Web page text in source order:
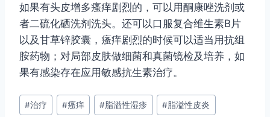
如果有头皮增多瘙痒剧烈的，可以用酮康唑洗剂或
者二硫化硒洗剂洗头。还可以口服复合维生素B片
以及甘草锌胶囊，瘙痒剧烈的时候可以适当用抗组
胺药物；对局部皮肤做细菌和真菌镜检及培养，如
果有感染存在应用敏感抗生素治疗。
文
章
#治疗 #瘙痒 #脂溢性湿疹 #脂溢性皮炎